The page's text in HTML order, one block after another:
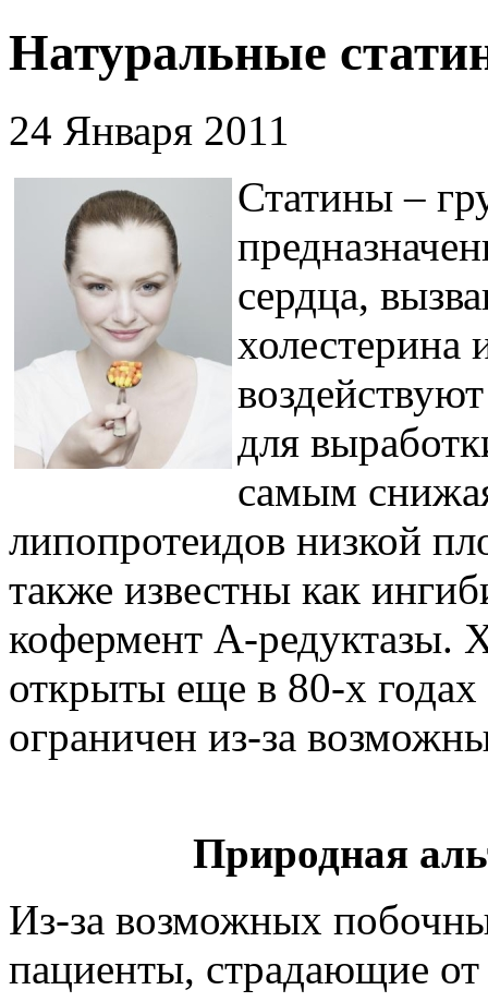
Натуральные
24 Января 2011
Статины –
сердца,
холестерина
для
самым
липопротеидов низкой
также известны как
кофермент A-редуктазы.
открыты еще в 80-х
ограничен из-за
Природная
Из-за возможных
пациенты, страдающие от